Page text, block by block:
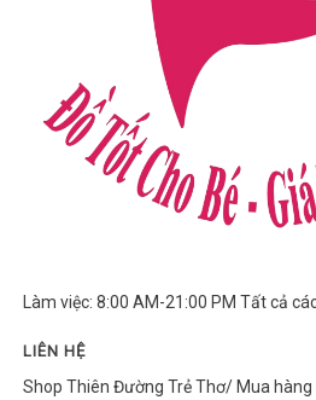
Làm việc: 8:00 AM-21:00 PM Tất cả
LIÊN HỆ
Shop Thiên Đường Trẻ Thơ/ Mua